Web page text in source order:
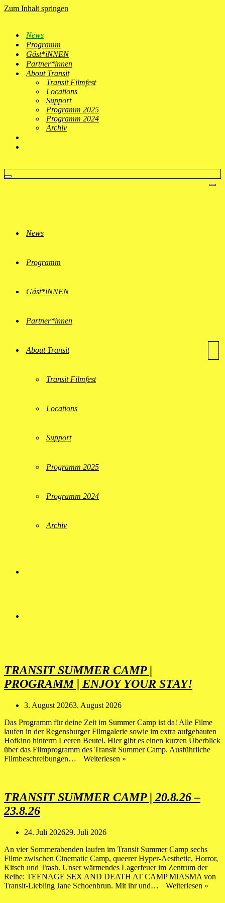
Zum Inhalt springen
News
Programm
Gäst*iNNEN
Partner*innen
About Transit
Transit Filmfest
Locations
Support
Programm 2025
Programm 2024
Archiv
Navigationsmenü
News
Programm
Gäst*iNNEN
Partner*innen
About Transit
Transit Filmfest
Locations
Support
Programm 2025
Programm 2024
Archiv
TRANSIT SUMMER CAMP |
PROGRAMM | ENJOY YOUR STAY!
3. August 20263. August 2026
Das Programm für deine Zeit im Summer Camp ist da! Alle Filme
laufen in der Regensburger Filmgalerie sowie im extra aufgebauten
Hofkino hinterm Leeren Beutel. Hier gibt es einen kurzen Überblick
über das Filmprogramm des Transit Summer Camp. Ausführliche
Filmbeschreibungen…
Weiterlesen »
PROGRAMM
|
TRANSIT SUMMER CAMP | 20.8.26 –
23.8.26
24. Juli 202629. Juli 2026
An vier Sommerabenden laufen im Transit Summer Camp sechs
Filme zwischen Cinematic Camp, queerer Hyper-Aesthetic, Horror,
Kitsch und Trash. Unser wärmendes Lagerfeuer im Zentrum der
Reihe: TEENAGE SEX AND DEATH AT CAMP MIASMA von
Transit-Liebling Jane Schoenbrun. Mit ihr und…
Weiterlesen »